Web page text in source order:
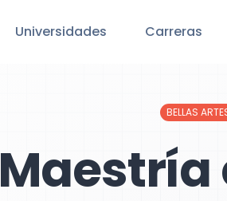
Universidades Carreras
BELLAS
Maestría